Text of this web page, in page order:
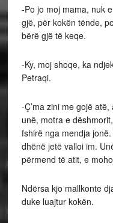
-Po jo moj mama, nuk
gjë, për kokën tënde,
bërë gjë të keqe.
-Ky, moj shoqe, ka
Petraqi.
-Ç’ma zini me gojë
unë, motra e
fshirë nga mendja
dhënë jetë valloi im.
përmend të atit, e
Ndërsa kjo mallkonte
duke luajtur kokën.